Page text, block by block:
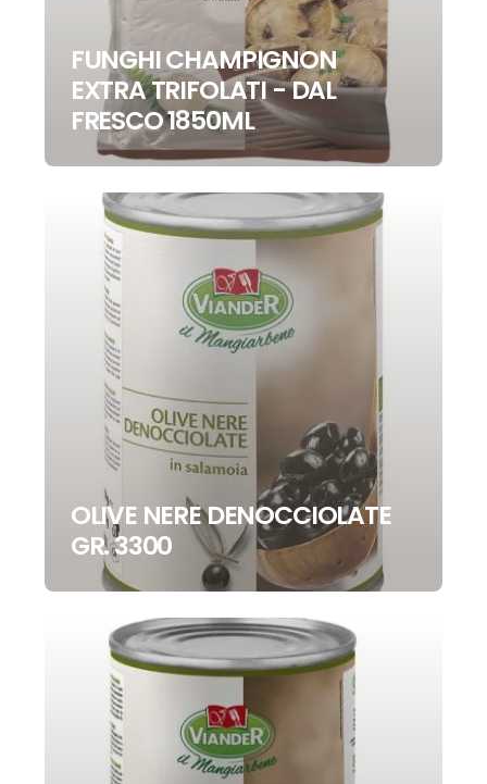
FUNGHI CHAMPIGNON
EXTRA TRIFOLATI - DAL
FRESCO 1850ML
OLIVE NERE DENOCCIOLATE
GR. 3300